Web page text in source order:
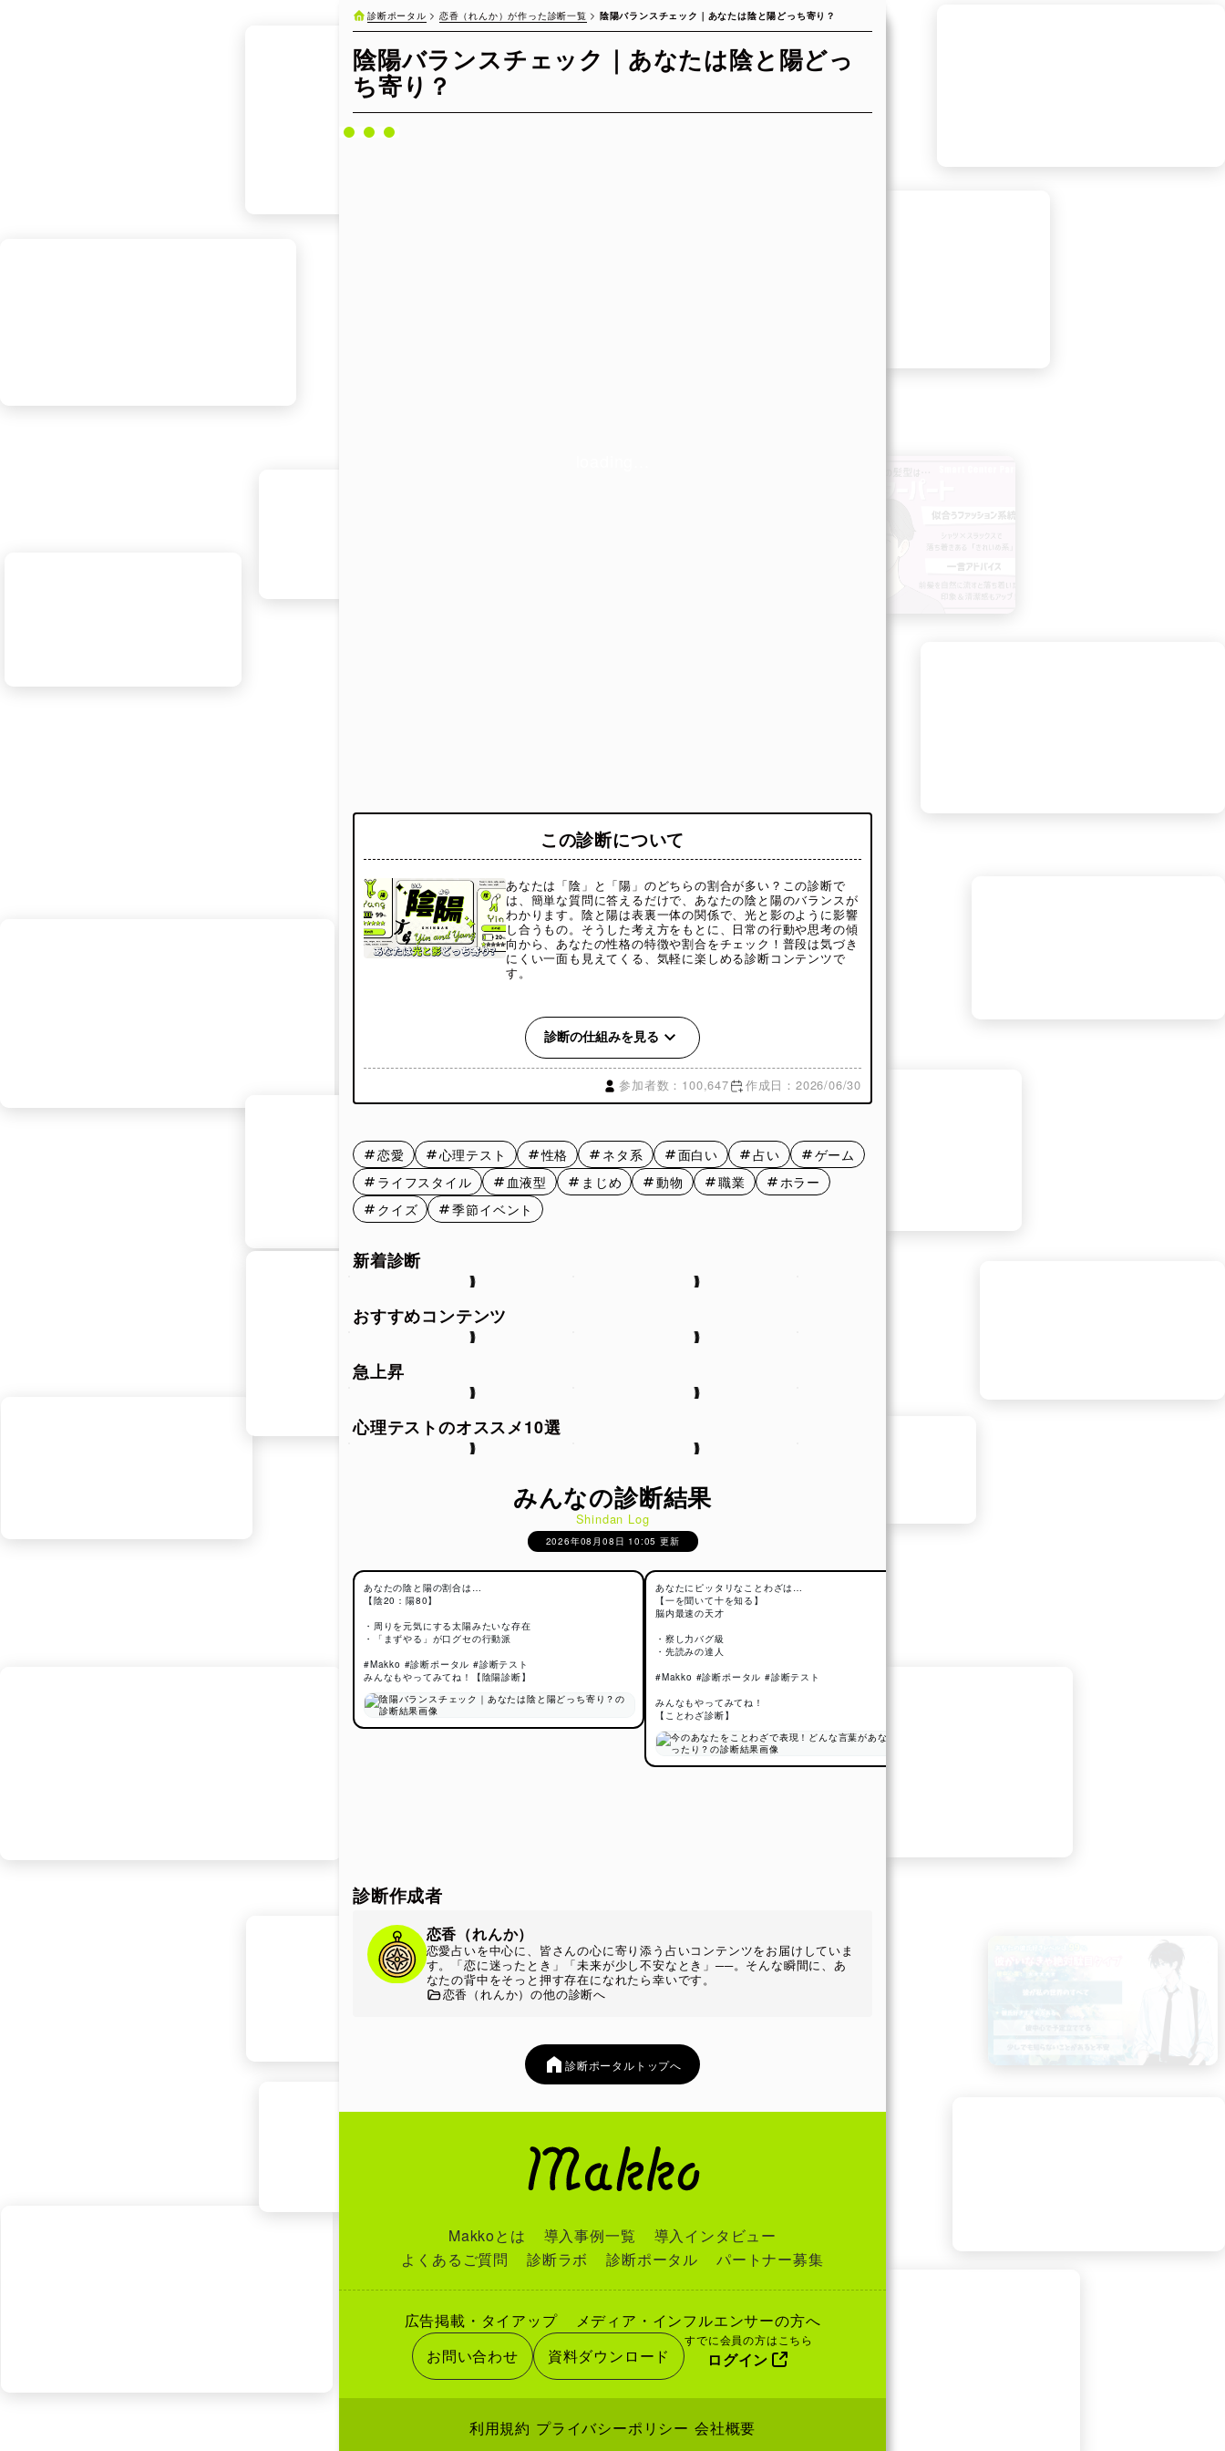
診断ポータル 恋香（れんか）が作った診断一覧 陰陽バランスチェック｜あなたは陰と陽どっち寄り？
陰陽バランスチェック｜あなたは陰と陽どっ
ち寄り？
この診断について
あなたは「陰」と「陽」のどちらの割合が多い？この診断で
は、簡単な質問に答えるだけで、あなたの陰と陽のバランスが
わかります。陰と陽は表裏一体の関係で、光と影のように影響
し合うもの。そうした考え方をもとに、日常の行動や思考の傾
向から、あなたの性格の特徴や割合をチェック！普段は気づき
にくい一面も見えてくる、気軽に楽しめる診断コンテンツで
す。
「陰陽（いんよう）」とは、古代中国の自然哲学に基づく考え方で、この世のあ
らゆるものを“陰”と“陽”という相反しながらも補い合う2つの性質で捉える思想で
す。
らか一方が良い・悪いというものではなく、バランスそのものが重要とされてい
ます。占いの世界でも、この陰陽の考え方はベース理論として広く使われていま
す。
陰陽は優劣ではなく、それぞれ異なる性質を持つエネルギーとして考えられま
陽は明るさ・活動性・外向性・温かさなど、前に進む力や積極性を象徴します。
一方で陰は静けさ・内向性・冷静さ・落ち着きなど、内側に向かう安定したエネ
ルギーを表します。
この2つは対立する存在でありながら、どちらかが欠けると成り立たず、常に影響
し合いながらバランスを保っているとされています。
陰陽の考え方と関係性
陰陽思想では、単なる分類ではなく“変化する関係性”が重視されます。
一方が強くなればもう一方が弱まり、状況によってバランスが移り変わる「消長
（しょうちょう）」や、極まった状態が反転する「転化（てんか）」といった考
こうした流れは、東洋占いの解釈にも応用されており、人の運気や性格傾向を読
み解く基盤にもなっています。
この診断のロジック
この診断では、日常の行動パターンや思考の傾向、対人関係での振る舞い、感情
の出し方などをもとに、あなたの陰陽バランスを分析します。
「外向性と内向性の傾向」「行動のスピード」「感情表現の強さ」「人との距離
感」「ストレス時の反応」など複数の要素を組み合わせることで、あなたの中に
あなたの陰陽バランスがわかる
静と動、内と外など、あなたの基本的なエネルギー傾向を具体的に確認できま
す。
状況ごとの性格変化を分析
無意識の思考クセを可視化
この診断では、あなたの性格や行動傾向をもとに、陰陽のバランスを多面的に分
結果では、以下のような内容が分かります。
性格の基本傾向（陰寄り・陽寄り）
思考パターンの特徴
行動スタイルの傾向
ストレス時の反応傾向
診断の仕組みを見る
参加者数：100,647 作成日：2026/06/30
恋愛 心理テスト 性格 ネタ系 面白い 占い
ゲーム
ライフスタイル
血液型 まじめ 動物 職業
ホラー
クイズ
季節イベント
新着診断
おすすめコンテンツ
急上昇
心理テストのオススメ10選
みんなの診断結果
Shindan Log
2026年08月08日 10:05 更新
あなたの陰と陽の割合は…
【陰20：陽80】
・周りを元気にする太陽みたいな存在
・「まずやる」が口グセの行動派
#Makko #診断ポータル #診断テスト
みんなもやってみてね！【陰陽診断】
あなたにピッタリなことわざは…
【一を聞いて十を知る】
脳内最速の天才
・察し力バグ級
・先読みの達人
#Makko #診断ポータル #診断テスト
みんなもやってみてね！
【ことわざ診断】
診断作成者
恋香（れんか）
恋愛占いを中心に、皆さんの心に寄り添う占いコンテンツをお届けしていま
す。「恋に迷ったとき」「未来が少し不安なとき」──。そんな瞬間に、あ
なたの背中をそっと押す存在になれたら幸いです。
恋香（れんか）の他の診断へ
診断ポータルトップへ
Makkoとは 導入事例一覧
導入インタビュー
よくあるご質問
診断ラボ 診断ポータル パートナー募集
広告掲載・タイアップ
メディア・インフルエンサーの方へ
お問い合わせ
資料ダウンロード
すでに会員の方はこちら
ログイン
利用規約 プライバシーポリシー 会社概要